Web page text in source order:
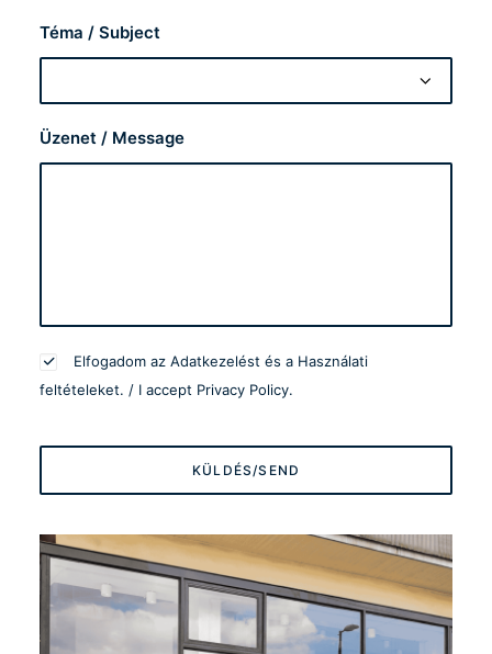
Téma / Subject
Üzenet / Message
Elfogadom azAdatkezelést és a Használati
feltételeket. / I accept Privacy Policy.
this
empty.